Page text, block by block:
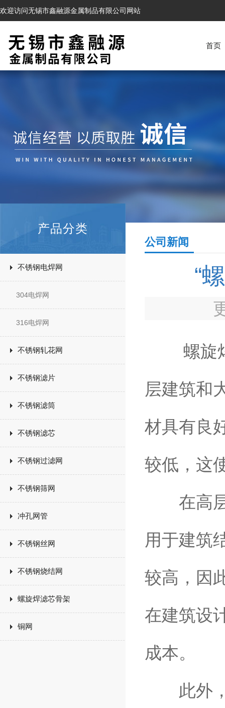
欢迎访问无锡市鑫融源金属制品有限公司网站
首页
产品分类
不锈钢电焊网
304电焊网
316电焊网
不锈钢轧花网
不锈钢滤片
不锈钢滤筒
不锈钢滤芯
不锈钢过滤网
不锈钢筛网
冲孔网管
不锈钢丝网
不锈钢烧结网
螺旋焊滤芯骨架
铜网
公司新闻
“
螺旋焊
层建筑和
材具有良
较低，这
在高层
用于建筑
较高，因
在建筑设
成本。
此外，